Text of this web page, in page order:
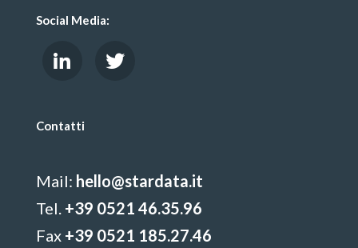
Social Media:
Contatti
Mail: hello@stardata.it
Tel. +39 0521 46.35.96
Fax +39 0521 185.27.46